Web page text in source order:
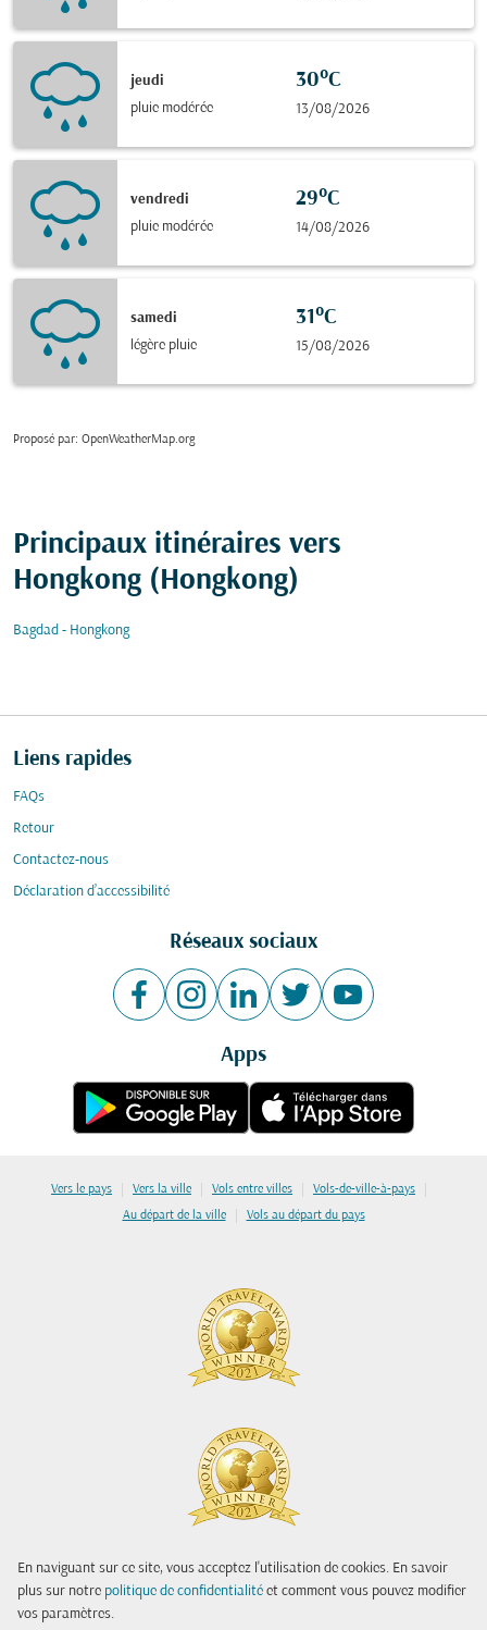
En naviguant sur ce site, vous acceptez l'utilisation de cookies. En savoir
plus sur notre politique de confidentialité et comment vous pouvez modifier
vos paramètres.
jeudi
pluie modérée
30°C
13/08/2026
vendredi
pluie modérée
29°C
14/08/2026
samedi
légère pluie
31°C
15/08/2026
Proposé par: OpenWeatherMap.org
Principaux itinéraires vers
Hongkong (Hongkong)
Bagdad - Hongkong
Liens rapides
FAQs
Retour
Contactez-nous
Déclaration d’accessibilité
Réseaux sociaux
Apps
Vers le pays | Vers la ville | Vols entre villes | Vols-de-ville-à-pays |
Au départ de la ville | Vols au départ du pays